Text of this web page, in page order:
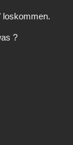
loskommen.
?